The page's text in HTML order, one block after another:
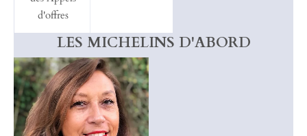
d'offres
LES MICHELINS D'ABORD